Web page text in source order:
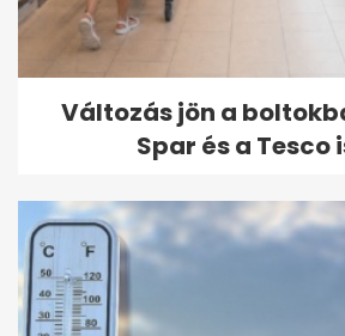
Változás jön a
Spar és a Tesco